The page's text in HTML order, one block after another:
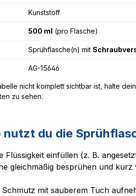
Kunststoff
500 ml (pro Flasche)
Sprühflasche(n) mit
AG-15646
nicht komplett sichtbar ist, halte
zu sehen.
nutzt du die
Flüssigkeit einfüllen (z. B.
gleichmäßig besprühen und kurz
Schmutz mit sauberem Tuch